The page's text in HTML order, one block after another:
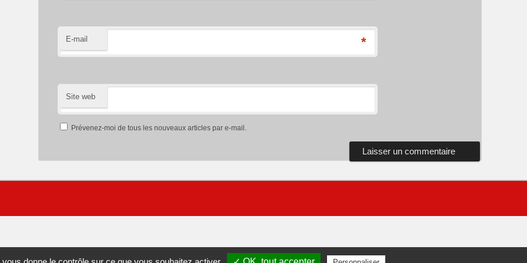
E-mail *
Site web
Prévenez-moi de tous les nouveaux articles par e-mail.